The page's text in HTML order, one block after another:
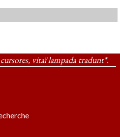
vitaï lampada tradunt*.